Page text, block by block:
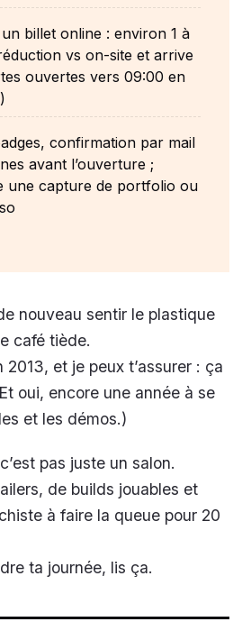
billet online : environ 1 à
vs on-site et arrive
ouvertes vers 09:00 en
confirmation par mail
avant l’ouverture ;
une capture de portfolio ou
nouveau sentir le plastique
café tiède.
2013, et je peux t’assurer : ça
oui, encore une année à se
et les démos.)
pas juste un salon.
de builds jouables et
à faire la queue pour 20
ta journée, lis ça.